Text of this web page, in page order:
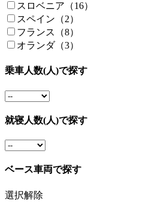
スロベニア（16）
スペイン（2）
フランス（8）
オランダ（3）
乗車人数(人)で探す
就寝人数(人)で探す
ベース車両で探す
選択解除